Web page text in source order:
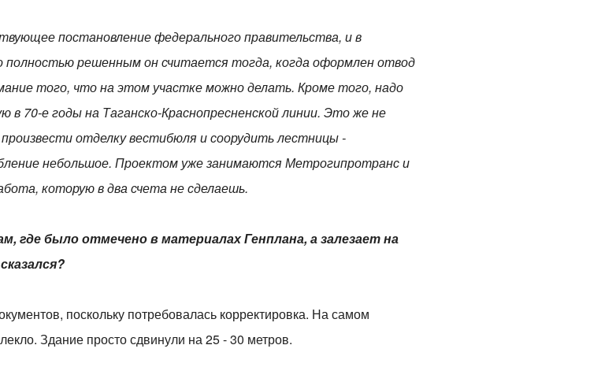
постановление федерального правительства, и в
решенным он считается тогда, когда оформлен отвод
того, что на этом участке можно делать. Кроме того, надо
70-е годы на Таганско-Краснопресненской линии. Это же не
отделку вестибюля и соорудить лестницы -
небольшое. Проектом уже занимаются Метрогипротранс и
которую в два счета не сделаешь.
было отмечено в материалах Генплана, а залезает на
поскольку потребовалась корректировка. На самом
Здание просто сдвинули на 25 - 30 метров.